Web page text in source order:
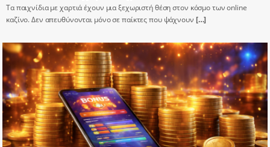
Τα παιχνίδια με χαρτιά έχουν μια ξεχωριστή θέση στον κόσμο των online
καζίνο. Δεν απευθύνονται μόνο σε παίκτες που ψάχνουν […]